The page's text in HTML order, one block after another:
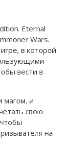
Eternal
Wars.
в которой
вести в
магом, и
свою
на